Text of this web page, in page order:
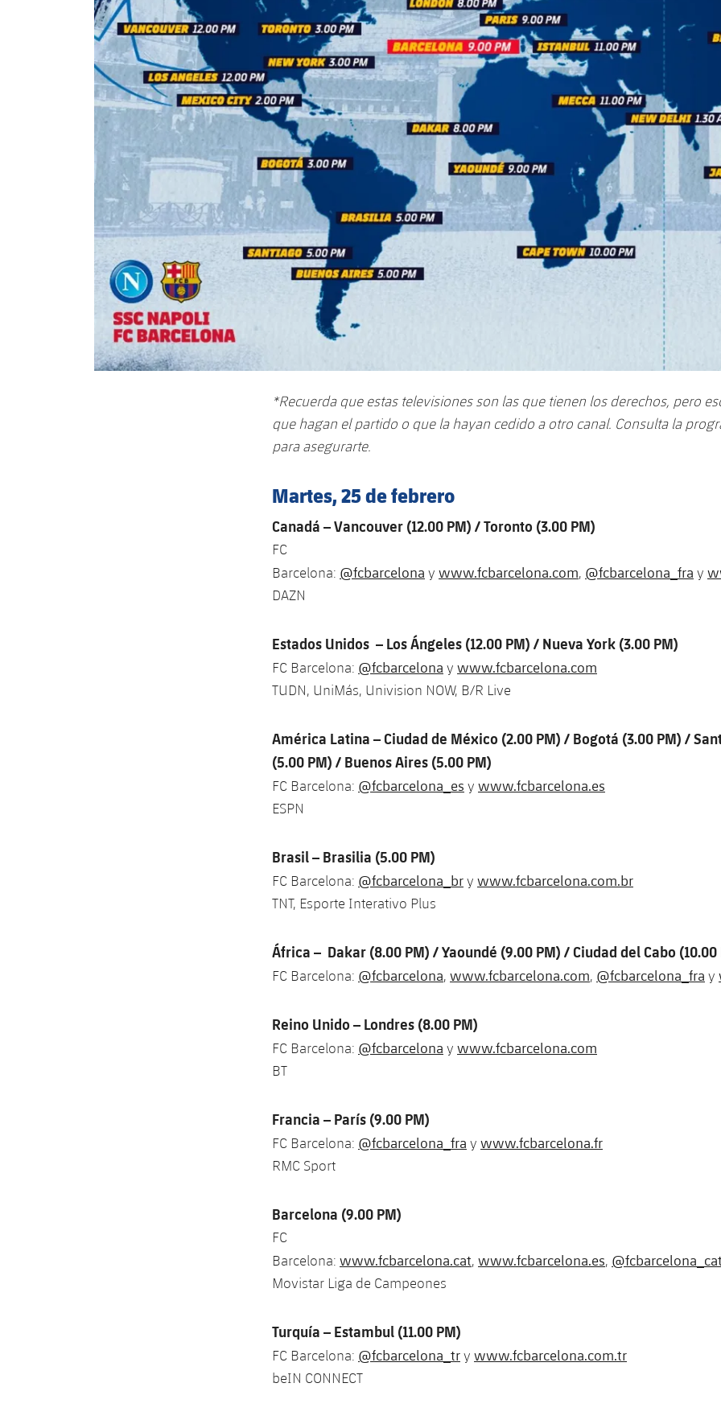
*Recuerda que estas televisiones son las que tienen los derechos, pero
que hagan el partido o que la hayan cedido a otro canal. Consulta la
para asegurarte.
Martes, 25 de febrero
Canadá – Vancouver (12.00 PM) / Toronto (3.00 PM)
FC
Barcelona: @fcbarcelona y www.fcbarcelona.com, @fcbarcelona_fra y
DAZN
Estados Unidos – Los Ángeles (12.00 PM) / Nueva York (3.00 PM)
FC Barcelona: @fcbarcelona y www.fcbarcelona.com
TUDN, UniMás, Univision NOW, B/R Live
América Latina – Ciudad de México (2.00 PM) / Bogotá (3.00 PM) /
(5.00 PM) / Buenos Aires (5.00 PM)
FC Barcelona: @fcbarcelona_es y www.fcbarcelona.es
ESPN
Brasil – Brasilia (5.00 PM)
FC Barcelona: @fcbarcelona_bry www.fcbarcelona.com.br
TNT, Esporte Interativo Plus
África – Dakar (8.00 PM) / Yaoundé (9.00 PM) / Ciudad del Cabo (10.00
FC Barcelona: @fcbarcelona, www.fcbarcelona.com, @fcbarcelona_fra y
Reino Unido – Londres (8.00 PM)
FC Barcelona: @fcbarcelona y www.fcbarcelona.com
BT
Francia – París (9.00 PM)
FC Barcelona: @fcbarcelona_fra y www.fcbarcelona.fr
RMC Sport
Barcelona (9.00 PM)
FC
Barcelona: www.fcbarcelona.cat, www.fcbarcelona.es, @fcbarcelona_cat
Movistar Liga de Campeones
Turquía – Estambul (11.00 PM)
FC Barcelona: @fcbarcelona_try www.fcbarcelona.com.tr
beIN CONNECT